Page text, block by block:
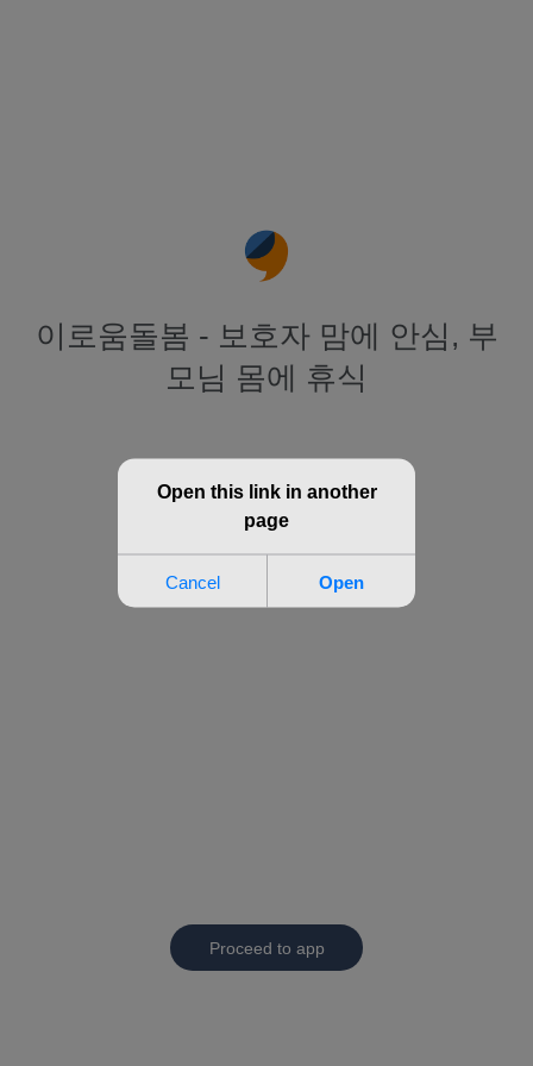
이로움돌봄 - 보호자 맘에 안심, 부
모님 몸에 휴식
Proceed to app